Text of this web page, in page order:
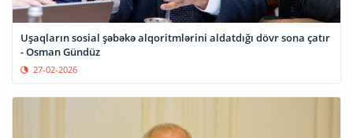
Uşaqların sosial şəbəkə alqoritmlərini aldatdığı dövr sona çatır
- Osman Gündüz
27-02-2026